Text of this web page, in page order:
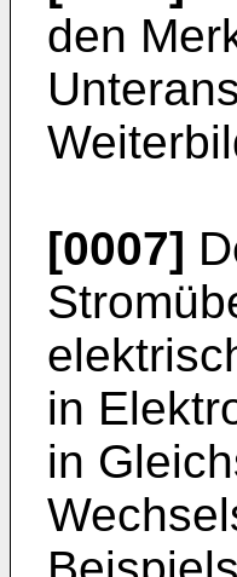
den
[0007]
in
in